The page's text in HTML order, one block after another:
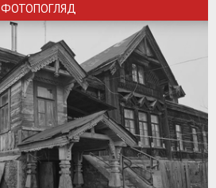
ФОТОПОГЛЯД